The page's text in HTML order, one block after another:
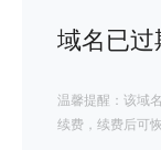
域名已过
温馨提醒：该域
续费，续费后可